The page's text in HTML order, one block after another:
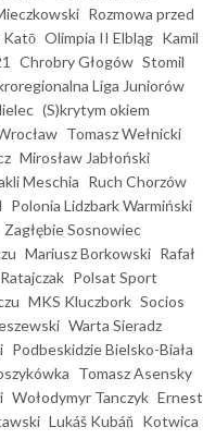
Rozmowa przed
Katō Olimpia II Elbląg Kamil
Chrobry Głogów Stomil
Liga Juniorów
(S)krytym okiem
Tomasz Wełnicki
Mirosław Jabłoński
Meschia Ruch Chorzów
Polonia Lidzbark Warmiński
Zagłębie Sosnowiec
Mariusz Borkowski Rafał
Polsat Sport
MKS Kluczbork Socios
Warta Sieradz
Podbeskidzie Bielsko-Biała
Tomasz Asensky
Wołodymyr Tanczyk Ernest
Lukáš Kubáň Kotwica